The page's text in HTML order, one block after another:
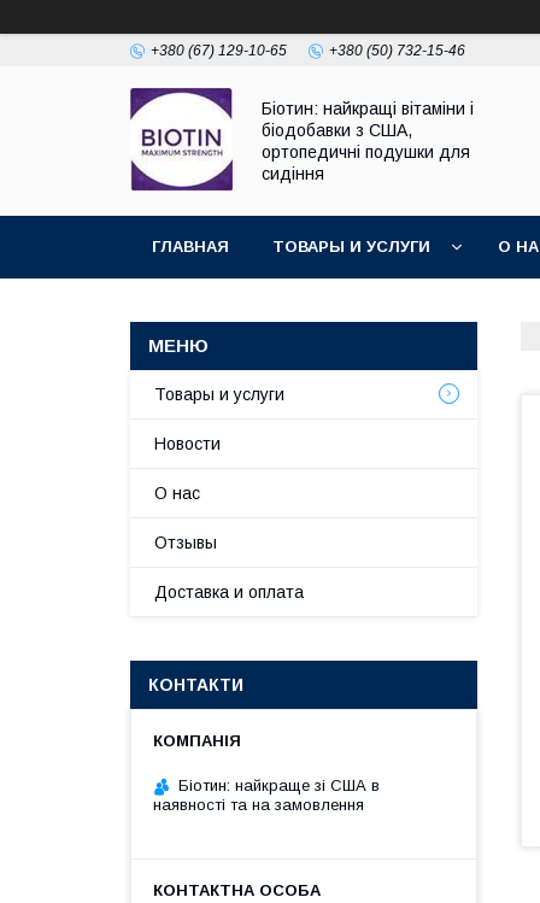
+380 (67) 129-10-65 +380 (50) 732-15-46
Біотин: найкращі вітаміни і
біодобавки з США,
ортопедичні подушки для
сидіння
ГЛАВНАЯ ТОВАРЫ И УСЛУГИ О
Товары и услуги
Новости
О нас
Отзывы
Доставка и оплата
КОНТАКТИ
Біотин: найкраще зі США в
наявності та на замовлення